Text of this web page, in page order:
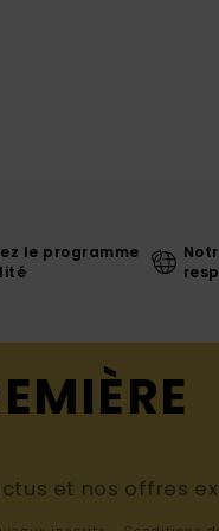
le programme
et nos offres